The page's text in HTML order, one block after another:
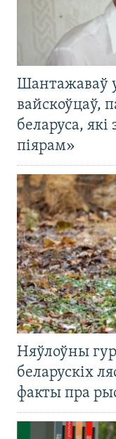
Шантажаваў
вайскоўцаў,
беларуса,
піярам»
Няўлоўны
беларускіх
факты пра